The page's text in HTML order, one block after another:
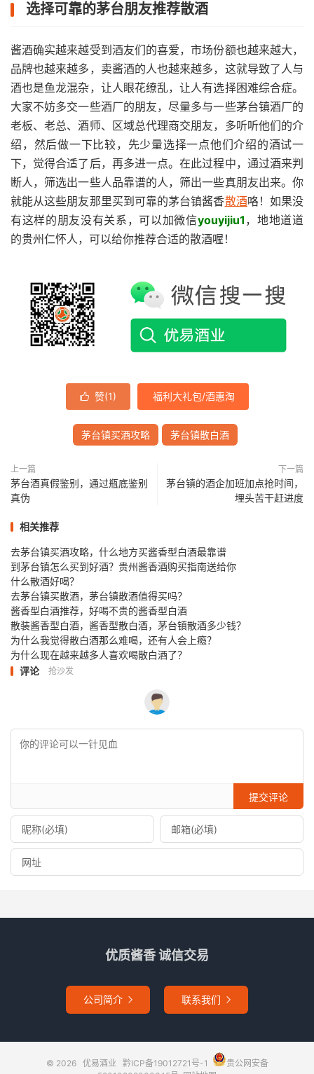
选择可靠的茅台朋友推荐散酒
酱酒确实越来越受到酒友们的喜爱，市场份额也越来越大，
品牌也越来越多，卖酱酒的人也越来越多，这就导致了人与
酒也是鱼龙混杂，让人眼花缭乱，让人有选择困难综合症。
大家不妨多交一些酒厂的朋友，尽量多与一些茅台镇酒厂的
老板、老总、酒师、区域总代理商交朋友，多听听他们的介
绍，然后做一下比较，先少量选择一点他们介绍的酒试一
下，觉得合适了后，再多进一点。在此过程中，通过酒来判
断人，筛选出一些人品靠谱的人，筛出一些真朋友出来。你
就能从这些朋友那里买到可靠的茅台镇酱香散酒咯！如果没
有这样的朋友没有关系，可以加微信youyijiu1 ，地地道道
的贵州仁怀人，可以给你推荐合适的散酒喔！
 赞(1) 福利大礼包/酒惠淘
茅台镇买酒攻略 茅台镇散白酒
上一篇
茅台酒真假鉴别，通过瓶底鉴别
真伪
下一篇
茅台镇的酒企加班加点抢时间，
埋头苦干赶进度
相关推荐
去茅台镇买酒攻略，什么地方买酱香型白酒最靠谱
到茅台镇怎么买到好酒？贵州酱香酒购买指南送给你
什么散酒好喝？
去茅台镇买散酒，茅台镇散酒值得买吗？
酱香型白酒推荐，好喝不贵的酱香型白酒
散装酱香型白酒，酱香型散白酒，茅台镇散酒多少钱？
为什么我觉得散白酒那么难喝，还有人会上瘾？
为什么现在越来越多人喜欢喝散白酒了？
评论
抢沙发
提交评论
优质酱香 诚信交易
公司简介  联系我们 
© 2026 优易酒业 黔ICP备19012721号-1
贵公网安备